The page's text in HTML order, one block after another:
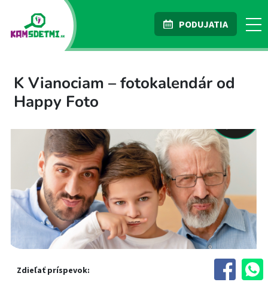
PODUJATIA
K Vianociam – fotokalendár od
Happy Foto
Zdieľať príspevok: